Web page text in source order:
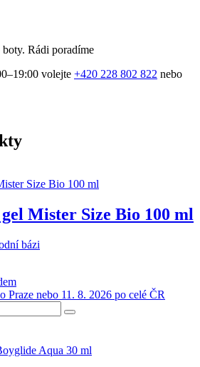
Rádi poradíme
volejte +420 228 802 822 nebo
Mister Size Bio 100 ml
bázi
Praze nebo 11. 8. 2026 po celé ČR